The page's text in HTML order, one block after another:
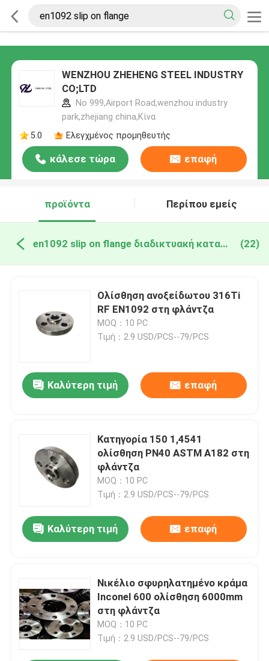
WENZHOU ZHEHENG STEEL INDUSTRY
CO;LTD
No 999,Airport Road,wenzhou industry
park,zhejiang china,Κίνα
5.0
Ελεγχμένος προμηθευτής
κάλεσε τώρα επαφή
προϊόντα Περίπου εμείς
en1092 slip on flange διαδικτυακή κατασκευή (22)
Ολίσθηση ανοξείδωτου 316Ti
RF EN1092 στη φλάντζα
MOQ：10 PC
Τιμή：2.9 USD/PCS--79/PCS
Καλύτερη τιμή επαφή
Κατηγορία 150 1,4541
ολίσθηση PN40 ASTM A182 στη
φλάντζα
MOQ：10 PC
Τιμή：2.9 USD/PCS--79/PCS
Καλύτερη τιμή επαφή
Νικέλιο σφυρηλατημένο κράμα
Inconel 600 ολίσθηση 6000mm
στη φλάντζα
MOQ：10 PC
Τιμή：2.9 USD/PCS--79/PCS